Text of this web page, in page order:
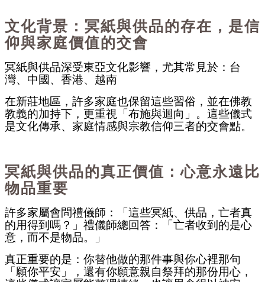
文化背景：冥紙與供品的存在，是信
仰與家庭價值的交會
冥紙與供品深受東亞文化影響，尤其常見於： 台
灣、 中國、 香港、 越南
在新莊地區，許多家庭也保留這些習俗，並在佛教
教義的加持下，更重視「布施與迴向」。這些儀式
是文化傳承、家庭情感與宗教信仰三者的交會點。
冥紙與供品的真正價值：心意永遠比
物品重要
許多家屬會問禮儀師：「這些冥紙、供品，亡者真
的用得到嗎？」禮儀師總回答：「亡者收到的是心
意，而不是物品。」
真正重要的是： 你替他做的那件事與你心裡那句
「願你平安」， 還有你願意親自祭拜的那份用心，